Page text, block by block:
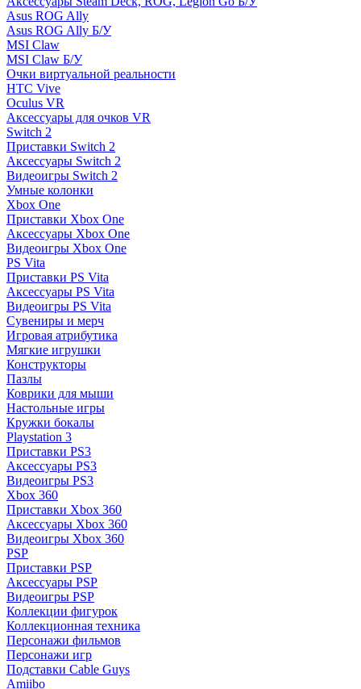
Asus ROG Ally
Asus ROG Ally Б/У
MSI Claw
MSI Claw Б/У
Очки виртуальной реальности
HTC Vive
Oculus VR
Аксессуары для очков VR
Switch 2
Приставки Switch 2
Аксессуары Switch 2
Видеоигры Switch 2
Умные колонки
Xbox One
Приставки Xbox One
Аксессуары Xbox One
Видеоигры Xbox One
PS Vita
Приставки PS Vita
Аксессуары PS Vita
Видеоигры PS Vita
Сувениры и мерч
Игровая атрибутика
Мягкие игрушки
Конструкторы
Пазлы
Коврики для мыши
Настольные игры
Кружки бокалы
Playstation 3
Приставки PS3
Аксессуары PS3
Видеоигры PS3
Xbox 360
Приставки Xbox 360
Аксессуары Xbox 360
Видеоигры Xbox 360
PSP
Приставки PSP
Аксессуары PSP
Видеоигры PSP
Коллекции фигурок
Коллекционная техника
Персонажи фильмов
Персонажи игр
Подставки Cable Guys
Amiibo